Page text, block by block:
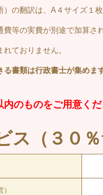
の翻訳は、A４サイズ１
等の実費が別途で加算さ
ておりません。
る書類は行政書士が集めま
のものをご用意くだ
ス（３０％